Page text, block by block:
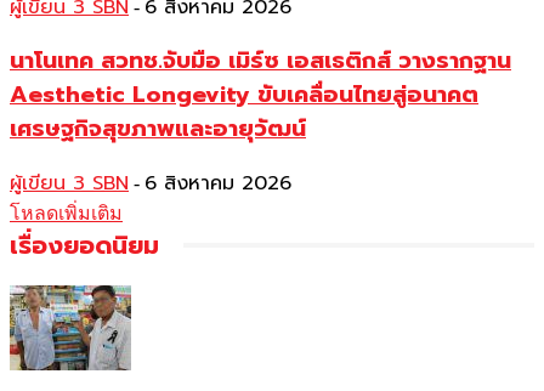
ผู้เขียน 3 SBN - 6 สิงหาคม 2026
นาโนเทค สวทช.จับมือ เมิร์ซ เอสเธติกส์ วางรากฐาน
Aesthetic Longevity ขับเคลื่อนไทยสู่อนาคต
เศรษฐกิจสุขภาพและอายุวัฒน์
ผู้เขียน 3 SBN - 6 สิงหาคม 2026
โหลดเพิ่มเติม
เรื่องยอดนิยม